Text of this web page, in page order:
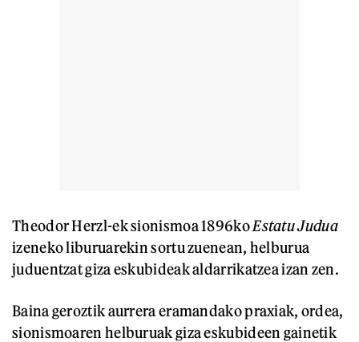
Theodor Herzl-ek sionismoa 1896koEstatu Judua
izeneko liburuarekin sortu zuenean, helburua
juduentzat giza eskubideak aldarrikatzea izan zen.
Baina geroztik aurrera eramandako praxiak, ordea,
sionismoaren helburuak giza eskubideen gainetik